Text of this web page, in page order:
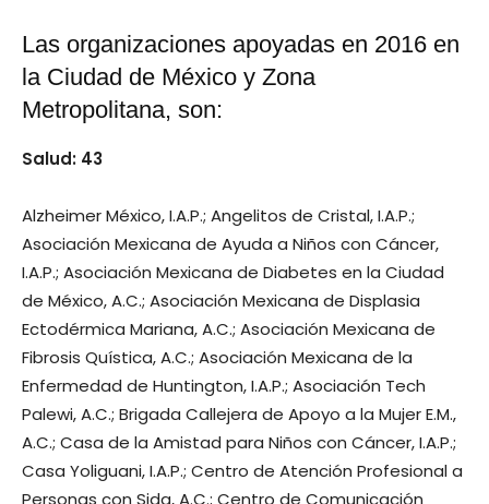
Las organizaciones apoyadas en 2016 en
la Ciudad de México y Zona
Metropolitana, son:
Salud: 43
Alzheimer México, I.A.P.; Angelitos de Cristal, I.A.P.;
Asociación Mexicana de Ayuda a Niños con Cáncer,
I.A.P.; Asociación Mexicana de Diabetes en la Ciudad
de México, A.C.; Asociación Mexicana de Displasia
Ectodérmica Mariana, A.C.; Asociación Mexicana de
Fibrosis Quística, A.C.; Asociación Mexicana de la
Enfermedad de Huntington, I.A.P.; Asociación Tech
Palewi, A.C.; Brigada Callejera de Apoyo a la Mujer E.M.,
A.C.; Casa de la Amistad para Niños con Cáncer, I.A.P.;
Casa Yoliguani, I.A.P.; Centro de Atención Profesional a
Personas con Sida, A.C.; Centro de Comunicación